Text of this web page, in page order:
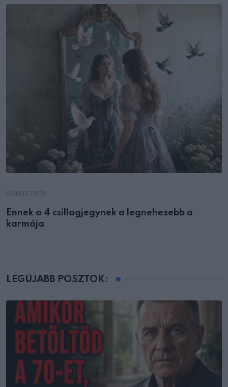
Ennek a 4 csillagjegynek a legnehezebb a
karmája
LEGÚJABB POSZTOK: